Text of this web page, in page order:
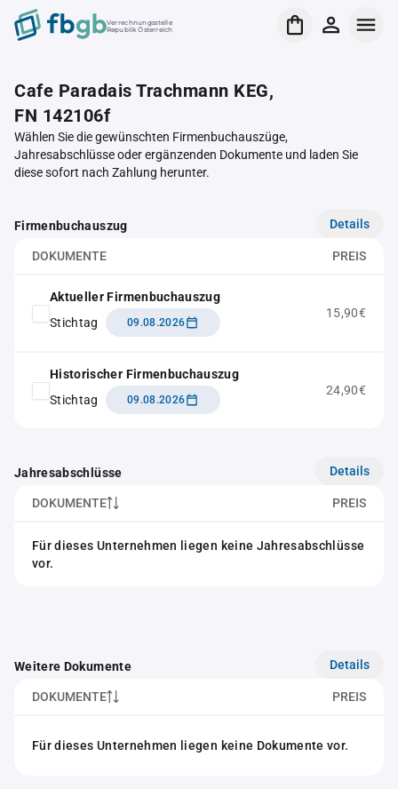
Verrechnungsstelle
Republik Österreich
Cafe Paradais Trachmann KEG,
FN 142106f
Wählen Sie die gewünschten Firmenbuchauszüge,
Jahresabschlüsse oder ergänzenden Dokumente und laden Sie
diese sofort nach Zahlung herunter.
Firmenbuchauszug Details
DOKUMENTE PREIS
Aktueller Firmenbuchauszug
Stichtag
09.08.2026
15,90€
Historischer Firmenbuchauszug
Stichtag
09.08.2026
24,90€
Jahresabschlüsse Details
DOKUMENTE PREIS
Für dieses Unternehmen liegen keine Jahresabschlüsse
vor.
Weitere Dokumente Details
DOKUMENTE PREIS
Für dieses Unternehmen liegen keine Dokumente vor.